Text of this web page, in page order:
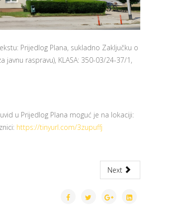
Prijedlog Plana, sukladno Zaključku o
raspravu), KLASA: 350-03/24-37/1,
u Prijedlog Plana moguć je na lokaciji:
https://tinyurl.com/3zupuffj
Next